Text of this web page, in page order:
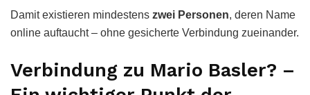
Damit existieren mindestens zwei Personen, deren Name
online auftaucht – ohne gesicherte Verbindung zueinander.
Verbindung zu Mario Basler? –